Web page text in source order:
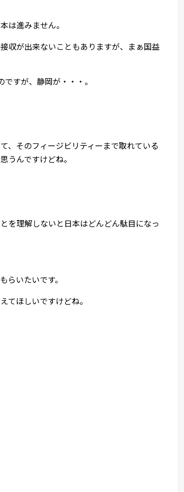
は進みません。
収が出来ないこともありますが、まぁ国益
すが、静岡が・・・。
、そのフィージビリティーまで取れている
うんですけどね。
を理解しないと日本はどんどん駄目になっ
らいたいです。
てほしいですけどね。